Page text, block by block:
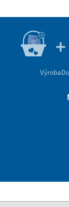
Výroba